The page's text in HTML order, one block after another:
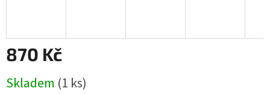
870 Kč
cena:
Skladem (1 ks)